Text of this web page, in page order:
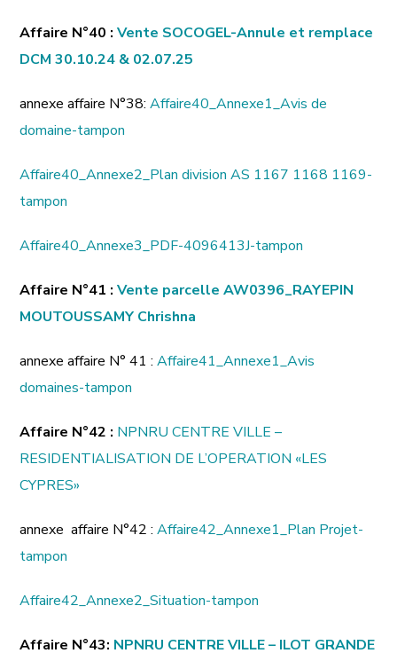
Affaire N°40 :Vente SOCOGEL-Annule et remplace
DCM 30.10.24 & 02.07.25
annexe affaire N°38:Affaire40_Annexe1_Avis de
domaine-tampon
Affaire40_Annexe2_Plan division AS 1167 1168 1169-
tampon
Affaire40_Annexe3_PDF-4096413J-tampon
Affaire N°41 :Vente parcelle AW0396_RAYEPIN
MOUTOUSSAMY Chrishna
annexe affaire N° 41 :Affaire41_Annexe1_Avis
domaines-tampon
Affaire N°42 : NPNRU CENTRE VILLE –
RESIDENTIALISATION DE L’OPERATION «LES
CYPRES»
annexe affaire N°42 :Affaire42_Annexe1_Plan Projet-
tampon
Affaire42_Annexe2_Situation-tampon
Affaire N°43: NPNRU CENTRE VILLE – ILOT GRANDE